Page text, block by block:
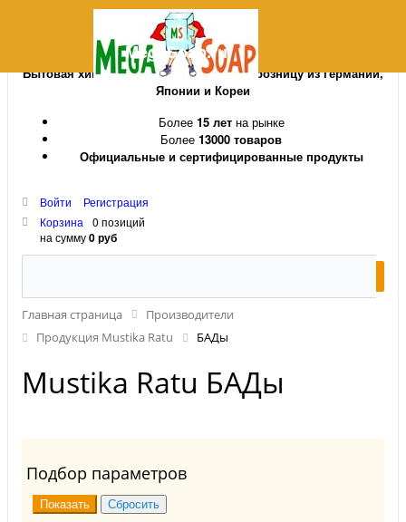
MegaSoap.ru
Бытовая химия и косметика оптом и в розницу из Германии,
Японии и Кореи
Более 15 летна рынке
Более 13000 товаров
Официальные и сертифицированные продукты
Войти
Регистрация
Корзина
0 позиций
на сумму0 руб
Главная страница
Производители
Продукция Mustika Ratu
БАДы
Mustika Ratu БАДы
Подбор параметров